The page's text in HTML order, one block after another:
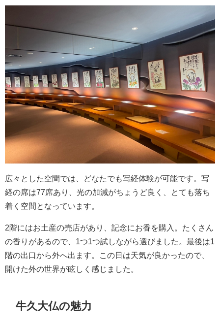
広々とした空間では、どなたでも写経体験が可能です。写
経の席は77席あり、光の加減がちょうど良く、とても落ち
着く空間となっています。
2階にはお土産の売店があり、記念にお香を購入。たくさん
の香りがあるので、1つ1つ試しながら選びました。最後は1
階の出口から外へ出ます。この日は天気が良かったので、
開けた外の世界が眩しく感じました。
牛久大仏の魅力